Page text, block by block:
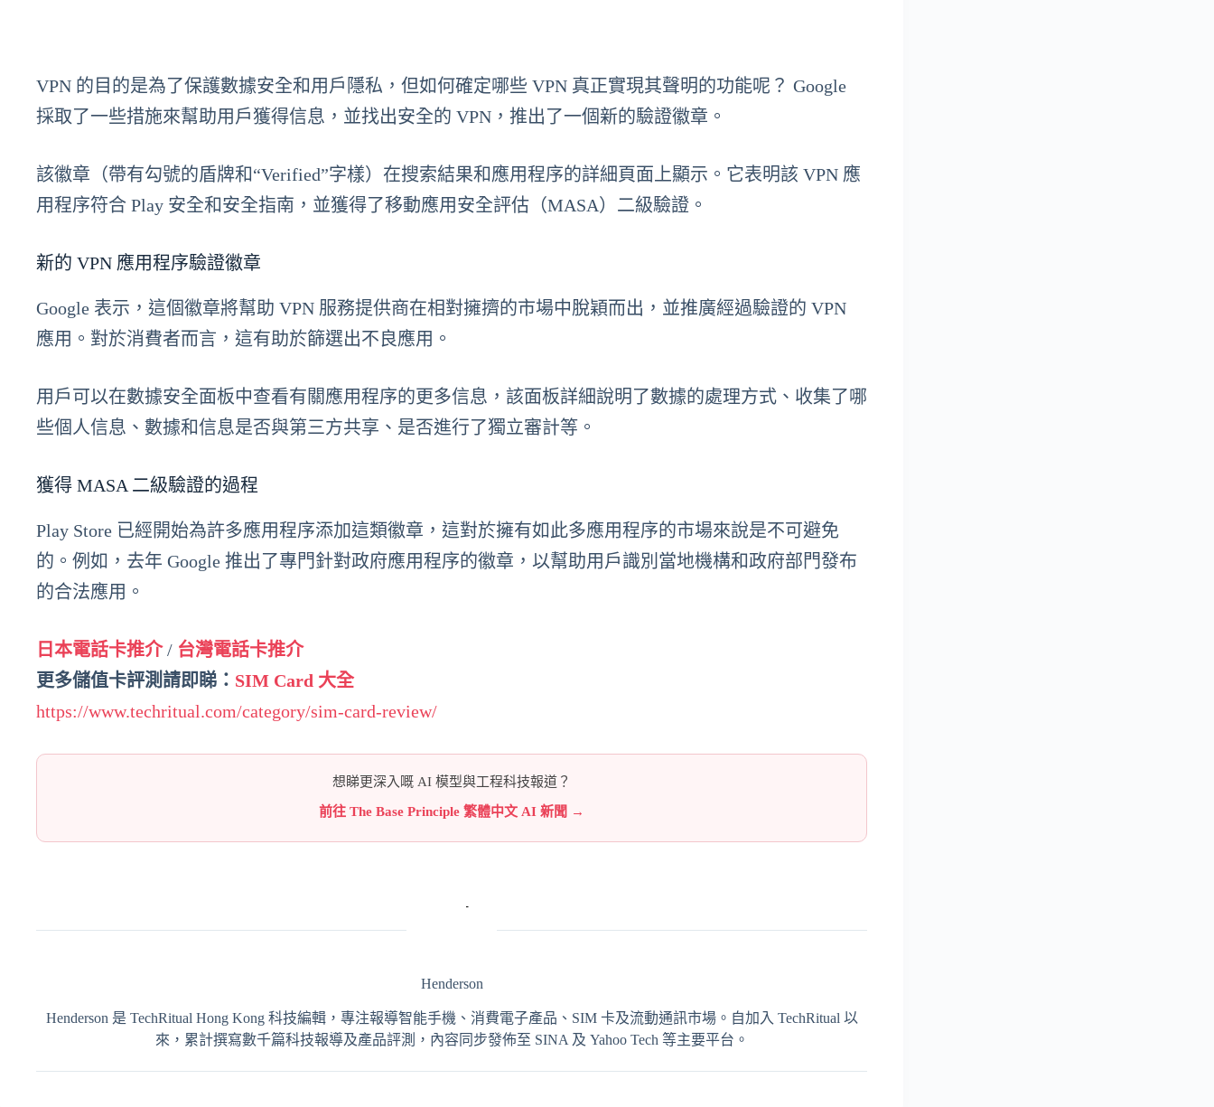
VPN 的目的是為了保護數據安全和用戶隱私，但如何確定哪些 VPN 真正實現其聲明的功能呢？ Google
採取了一些措施來幫助用戶獲得信息，並找出安全的 VPN，推出了一個新的驗證徽章。
該徽章（帶有勾號的盾牌和“Verified”字樣）在搜索結果和應用程序的詳細頁面上顯示。它表明該 VPN 應
用程序符合 Play 安全和安全指南，並獲得了移動應用安全評估（MASA）二級驗證。
新的 VPN 應用程序驗證徽章
Google 表示，這個徽章將幫助 VPN 服務提供商在相對擁擠的市場中脫穎而出，並推廣經過驗證的 VPN
應用。對於消費者而言，這有助於篩選出不良應用。
用戶可以在數據安全面板中查看有關應用程序的更多信息，該面板詳細說明了數據的處理方式、收集了哪
些個人信息、數據和信息是否與第三方共享、是否進行了獨立審計等。
獲得 MASA 二級驗證的過程
Play Store 已經開始為許多應用程序添加這類徽章，這對於擁有如此多應用程序的市場來說是不可避免
的。例如，去年 Google 推出了專門針對政府應用程序的徽章，以幫助用戶識別當地機構和政府部門發布
的合法應用。
日本電話卡推介/ 台灣電話卡推介
更多儲值卡評測請即睇： SIM Card 大全
https://www.techritual.com/category/sim-card-review/
想睇更深入嘅 AI 模型與工程科技報道？
前往 The Base Principle 繁體中文 AI 新聞 →
Henderson
Henderson 是 TechRitual Hong Kong 科技編輯，專注報導智能手機、消費電子產品、SIM 卡及流動通訊市場。自加入 TechRitual 以
來，累計撰寫數千篇科技報導及產品評測，內容同步發佈至 SINA 及 Yahoo Tech 等主要平台。